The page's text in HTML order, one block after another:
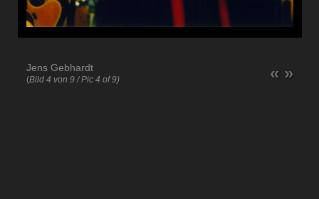
Jens Gebhardt
(Bild 4 von 9 / Pic 4 of 9) « »